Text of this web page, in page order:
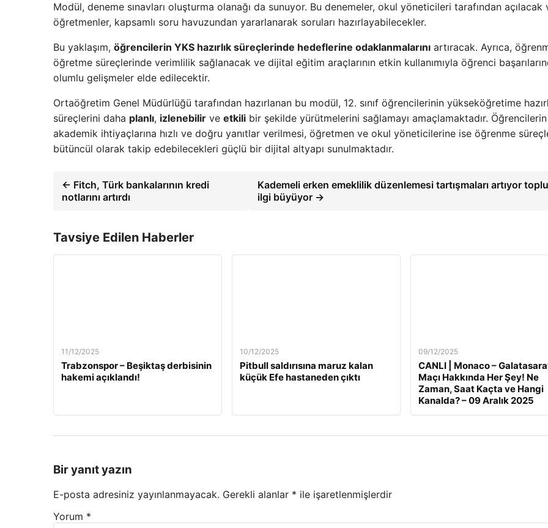
Modül, deneme sınavları oluşturma olanağı da sunuyor. Bu denemeler, okul yöneticileri tarafından açılacak
öğretmenler, kapsamlı soru havuzundan yararlanarak soruları hazırlayabilecekler.
Bu yaklaşım, öğrencilerin YKS hazırlık süreçlerinde hedeflerine odaklanmalarını artıracak. Ayrıca,
öğretme süreçlerinde verimlilik sağlanacak ve dijital eğitim araçlarının etkin kullanımıyla öğrenci
olumlu gelişmeler elde edilecektir.
Ortaöğretim Genel Müdürlüğü tarafından hazırlanan bu modül, 12. sınıf öğrencilerinin yükseköğretime
süreçlerini daha planlı, izlenebilir ve etkili bir şekilde yürütmelerini sağlamayı amaçlamaktadır. Öğrencilerin
akademik ihtiyaçlarına hızlı ve doğru yanıtlar verilmesi, öğretmen ve okul yöneticilerine ise öğrenme
bütüncül olarak takip edebilecekleri güçlü bir dijital altyapı sunulmaktadır.
← Fitch, Türk bankalarının kredi
notlarını artırdı
Kademeli erken emeklilik düzenlemesi tartışmaları artıyor
ilgi büyüyor →
Tavsiye Edilen Haberler
11/12/2025
Trabzonspor – Beşiktaş derbisinin
hakemi açıklandı!
10/12/2025
Pitbull saldırısına maruz kalan
küçük Efe hastaneden çıktı
09/12/2025
CANLI | Monaco –
Maçı Hakkında Her Şey! Ne
Zaman, Saat Kaçta ve Hangi
Kanalda? – 09 Aralık 2025
Bir yanıt yazın
E-posta adresiniz yayınlanmayacak. Gerekli alanlar * ile işaretlenmişlerdir
Yorum *